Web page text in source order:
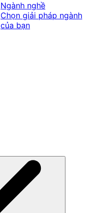
Ngành nghề
Chọn giải pháp ngành
của bạn